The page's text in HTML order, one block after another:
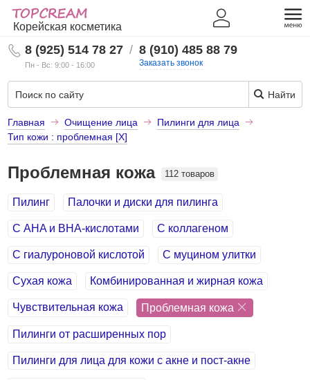
Корейская косметика
8 (925) 514 78 27
Пн - Вс: 9:00 - 16:00
/ 8 (910) 485 88 79
Заказать звонок
Найти
Главная Очищение лица
Пилинги для лица
Тип кожи : проблемная [X]
Проблемная кожа 112 товаров
Пилинг Палочки и диски для пилинга
С AHA и BHA-кислотами С коллагеном
С гиалуроновой кислотой С муцином улитки
Сухая кожа Комбинированная и жирная кожа
Чувствительная кожа Проблемная кожа
Пилинги от расширенных пор
Пилинги для лица для кожи с акне и пост-акне